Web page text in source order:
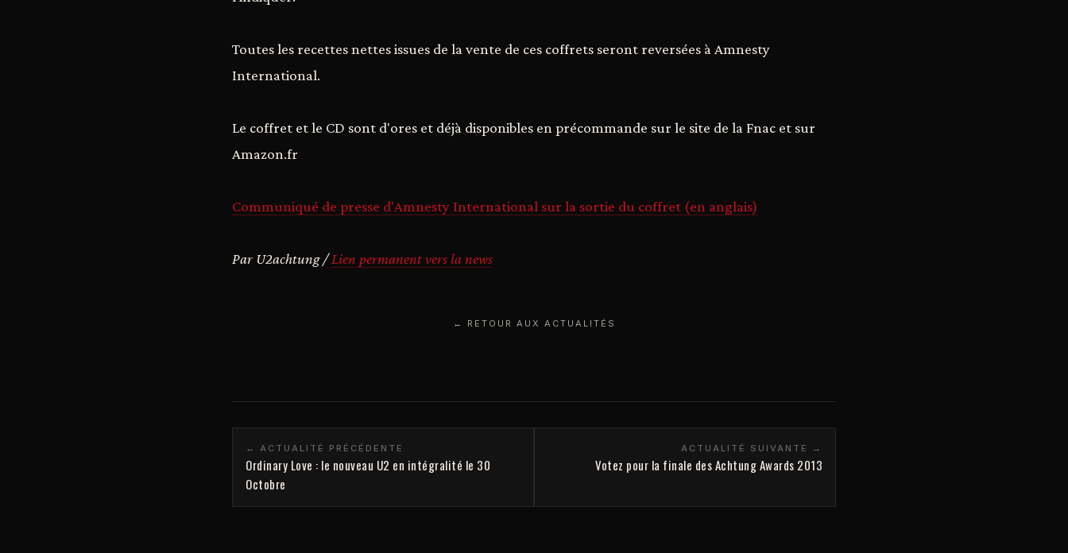
Toutes les recettes nettes issues de la vente de ces coffrets seront reversées à Amnesty
International.
Le coffret et le CD sont d'ores et déjà disponibles en précommande sur le site de la Fnac et sur
Amazon.fr
Communiqué de presse d'Amnesty International sur la sortie du coffret (en anglais)
Par U2achtung /Lien permanent vers la news
← RETOUR AUX ACTUALITÉS
← ACTUALITÉ PRÉCÉDENTE
Ordinary Love : le nouveau U2 en intégralité le 30
Octobre
ACTUALITÉ SUIVANTE →
Votez pour la finale des Achtung Awards 2013